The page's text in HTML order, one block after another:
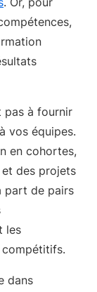
pas à fournir
vos équipes.
en cohortes,
des projets
part de pairs
les
dans